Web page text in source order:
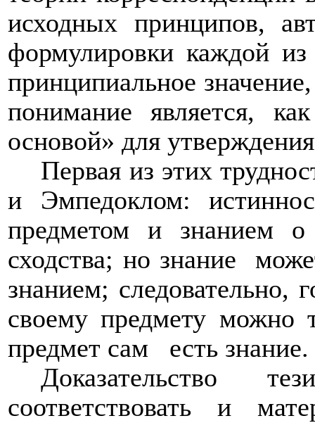
исходных принципов,
формулировки каждой
принципиальное
понимание является,
основой» для
Первая из этих
и Эмпедоклом:
предметом и знанием
сходства; но знание
знанием; следовательно,
своему предмету можно
предмет сам
есть знание.
Доказательство
соответствовать и